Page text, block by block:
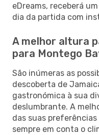
eDreams, receberá
dia da partida com
A melhor altura
para Montego
São inúmeras as
descoberta de
gastronómica à sua
deslumbrante. A
das suas
sempre em conta o